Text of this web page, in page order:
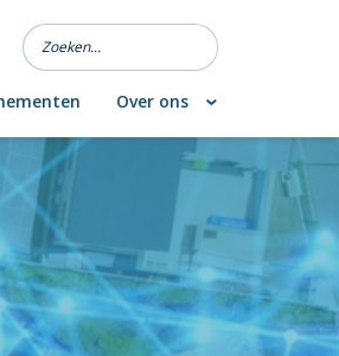
Over ons